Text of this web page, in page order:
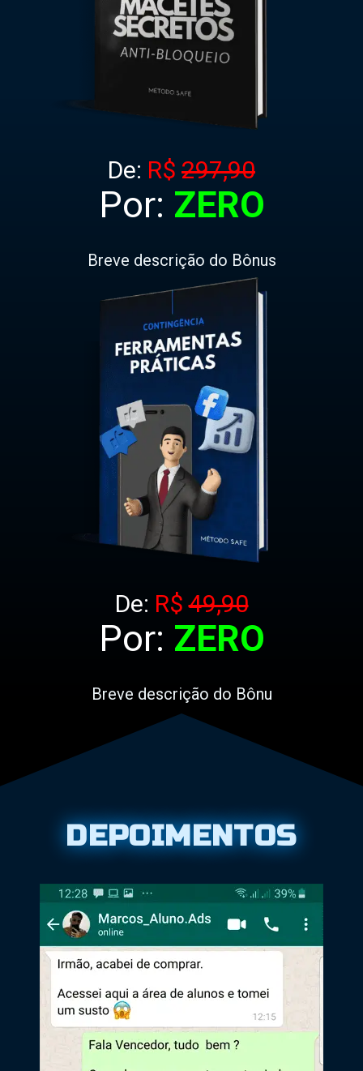
De: R$ 297,90
Por: ZERO
Breve descrição do Bônus
De: R$49,90
Por: ZERO
Breve descrição do Bônu
DEPOIMENTOS